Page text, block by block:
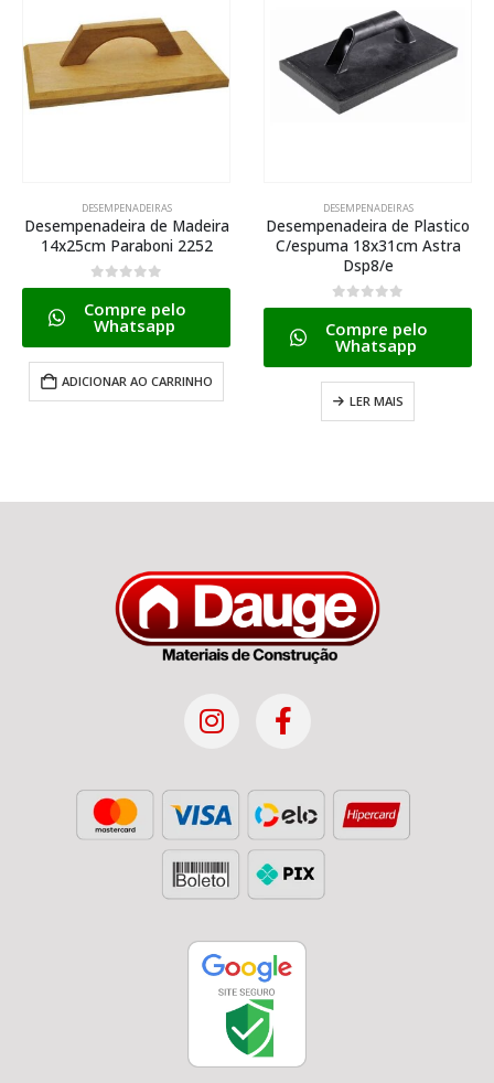
DESEMPENADEIRAS
Desempenadeira de Plastico
C/espuma 18x31cm Astra
Dsp8/e
0de 5
Compre pelo
Whatsapp
LER MAIS
DESEMPENADEIRAS
Desempenadeira de Plastico
P/grafiato 17x30cm 166
Atlas
0de 5
Compre pelo
Whatsapp
ADICIONAR AO CARRINHO